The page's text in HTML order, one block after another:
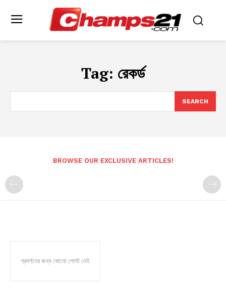
Tag: রেকর্ড
SEARCH
BROWSE OUR EXCLUSIVE ARTICLES!
প্রদর্শনের জন্য কোনো পোস্ট নেই